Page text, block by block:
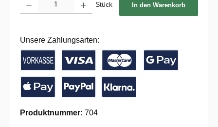
Stück In den Warenkorb
Unsere Zahlungsarten:
Vorkasse / Banküberweisung
Kreditkarte
Produktnummer: 704